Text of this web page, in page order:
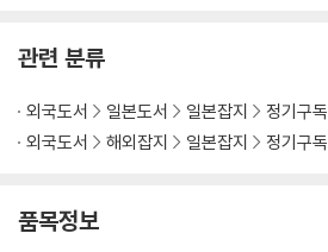
관련 분류
외국도서 일본도서 일본잡지 정기구독
외국도서
해외잡지 일본잡지 정기구독
품목정보